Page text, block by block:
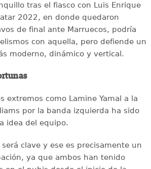
tras el fiasco con Luis Enrique
2022, en donde quedaron
de final ante Marruecos, podría
con aquella, pero defiende un
moderno, dinámico y vertical.
extremos como Lamine Yamal a la
por la banda izquierda ha sido
idea del equipo.
clave y ese es precisamente un
ya que ambos han tenido